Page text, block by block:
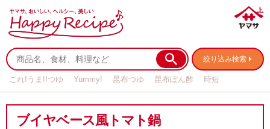
絞り込み検索
これ!うま!!つゆ Yummy! 昆布つゆ 昆布ぽん酢
時短
ブイヤベース風トマト鍋